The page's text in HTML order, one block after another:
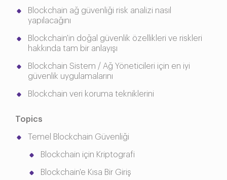
Blockchain ağ güvenliği risk analizi nasıl
yapılacağını
Blockchain'in doğal güvenlik özellikleri ve riskleri
hakkında tam bir anlayışı
Blockchain Sistem / Ağ Yöneticileri için en iyi
güvenlik uygulamalarını
Blockchain veri koruma tekniklerini
Topics
Temel Blockchain Güvenliği
Blockchain için Kriptografi
Blockchain'e Kısa Bir Giriş